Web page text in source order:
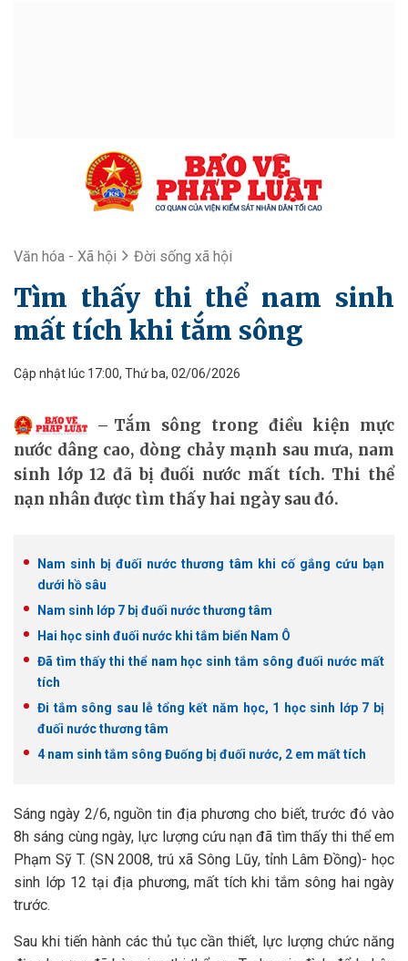
Văn hóa - Xã hội Đời sống xã hội
Tìm thấy thi thể nam sinh
mất tích khi tắm sông
Cập nhật lúc 17:00, Thứ ba, 02/06/2026
Tắm sông trong điều kiện mực
nước dâng cao, dòng chảy mạnh sau mưa, nam
sinh lớp 12 đã bị đuối nước mất tích. Thi thể
nạn nhân được tìm thấy hai ngày sau đó.
Nam sinh bị đuối nước thương tâm khi cố gắng cứu bạn
dưới hồ sâu
Nam sinh lớp 7 bị đuối nước thương tâm
Hai học sinh đuối nước khi tắm biển Nam Ô
Đã tìm thấy thi thể nam học sinh tắm sông đuối nước mất
tích
Đi tắm sông sau lễ tổng kết năm học, 1 học sinh lớp 7 bị
đuối nước thương tâm
4 nam sinh tắm sông Đuống bị đuối nước, 2 em mất tích
Sáng ngày 2/6, nguồn tin địa phương cho biết, trước đó vào
8h sáng cùng ngày, lực lượng cứu nạn đã tìm thấy thi thể em
Phạm Sỹ T. (SN 2008, trú xã Sông Lũy, tỉnh Lâm Đồng)- học
sinh lớp 12 tại địa phương, mất tích khi tắm sông hai ngày
trước.
Sau khi tiến hành các thủ tục cần thiết, lực lượng chức năng